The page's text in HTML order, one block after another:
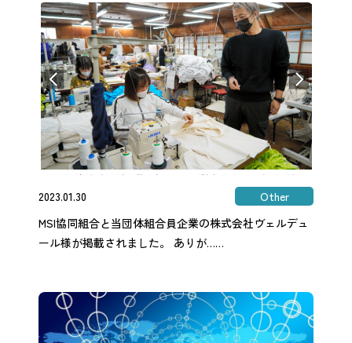
2023.01.30
Other
MSI協同組合と当団体組合員企業の株式会社ヴェルデュ
ール様が掲載されました。 ありが……